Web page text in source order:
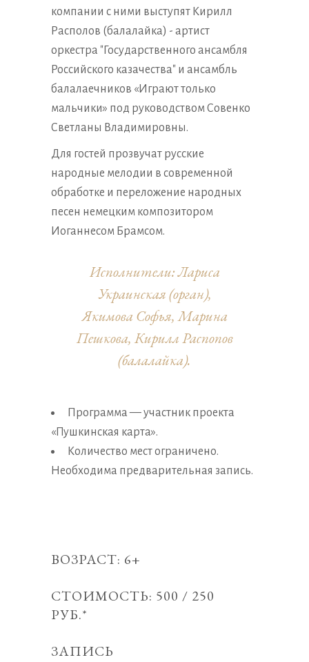
компании с ними выступят Кирилл
Располов (балалайка) - артист
оркестра "Государственного ансамбля
Российского казачества" и ансамбль
балалаечников «Играют только
мальчики» под руководством Совенко
Светланы Владимировны.
Для гостей прозвучат русские
народные мелодии в современной
обработке и переложение народных
песен немецким композитором
Иоганнесом Брамсом.
Исполнители: Лариса
Украинская (орган),
Якимова Софья, Марина
Пешкова, Кирилл Распопов
(балалайка).
Программа — участник проекта
«Пушкинская карта».
Количество мест ограничено.
Необходима предварительная запись.
ВОЗРАСТ: 6+
СТОИМОСТЬ: 500 / 250
РУБ.*
ЗАПИСЬ